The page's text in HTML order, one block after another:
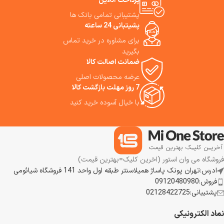
از موهای خود اهمیت می‌دهند.
فارنهایت دارد. ما به شما پیشنهاد
استفاده نمایید.
پشتیبانی تمامی بانک ها
پشیتبانی 24 ساعته
برای مشاوره در خرید تماس
بگیرید
ضمانت اصالت کالا
عرضه محصولات اصلی
7 روز مهلت بازگشت کالا
با خیال آسوده خرید کنید
فروشگاه می وان استور (اخرین کلیک=بهترین قیمت)
ادرس:تهران پونک پاساژ همیلاسنتر طبقه اول واحد 141 فروشگاه شیائومی
فروش:09120480980
پشتیبانی:02128422725
نماد الکترونیکی